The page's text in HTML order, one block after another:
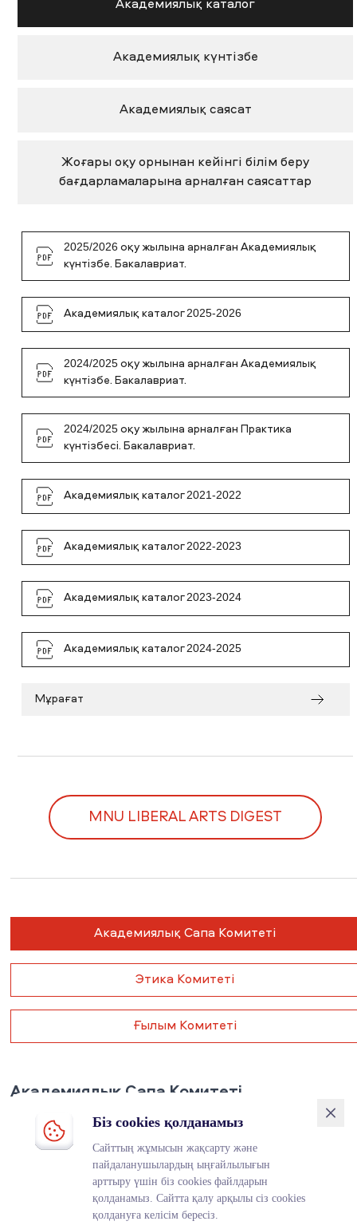
Академиялық каталог
Академиялық күнтізбе
Академиялық саясат
Жоғары оқу орнынан кейінгі білім беру
бағдарламаларына арналған саясаттар
2025/2026 оқу жылына арналған Академиялық
күнтізбе. Бакалавриат.
Академиялық каталог 2025-2026
2024/2025 оқу жылына арналған Академиялық
күнтізбе. Бакалавриат.
2024/2025 оқу жылына арналған Практика
күнтізбесі. Бакалавриат.
Академиялық каталог 2021-2022
Академиялық каталог 2022-2023
Академиялық каталог 2023-2024
Академиялық каталог 2024-2025
Мұрағат
MNU LIBERAL ARTS DIGEST
Академиялық Сапа Комитеті
Этика Комитеті
Ғылым Комитеті
Академиялық Сапа Комитеті
Академиялық Сапа Комитетінің негізгі миссиясы –
Maqsut Narikbayev University қабырғасында
академиялық мәселелерді қадағалау және шешу.
Комитет жұмысы жалпы білім беру
бағдарламаларының сапасын бақылауға және
университеттің академиялық саясатына,
Біз cookies қолданамыз
Сайттың жұмысын жақсарту және
пайдаланушылардың ыңғайлылығын
арттыру үшін біз cookies файлдарын
қолданамыз. Сайтта қалу арқылы сіз cookies
қолдануға келісім бересіз.